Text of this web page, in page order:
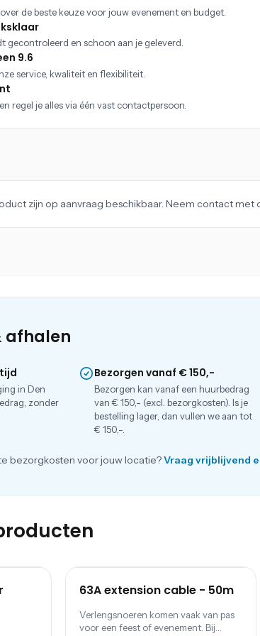
de beste keuze voor jouw evenement en budget.
gecontroleerd en schoon aan je geleverd.
9.6
service, kwaliteit en flexibiliteit.
regel je alles via één vast contactpersoon.
zijn op aanvraag beschikbaar. Neem contact
afhalen
in Den
zonder
Bezorgen vanaf € 150,-
Bezorgen kan vanaf een huurbedrag
van € 150,- (excl. bezorgkosten). Is je
bestelling lager, dan vullen we aan tot
€ 150,-.
bezorgkosten voor jouw locatie?Vraag vrijblijvend
63A extension cable - 50m
Verlengsnoeren komen vaak van pas
voor een feest of evenement. Bij